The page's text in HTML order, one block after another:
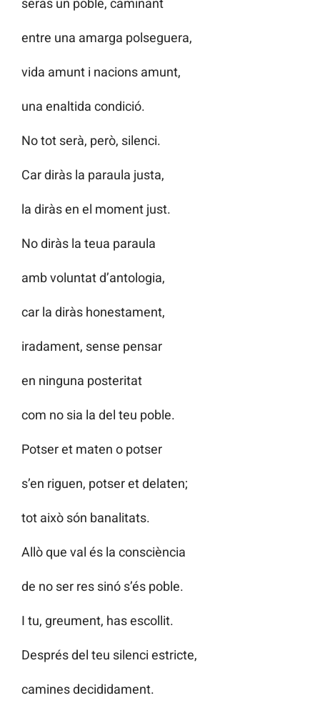
seràs un poble, caminant
entre una amarga polseguera,
vida amunt i nacions amunt,
una enaltida condició.
No tot serà, però, silenci.
Car diràs la paraula justa,
la diràs en el moment just.
No diràs la teua paraula
amb voluntat d’antologia,
car la diràs honestament,
iradament, sense pensar
en ninguna posteritat
com no sia la del teu poble.
Potser et maten o potser
s’en riguen, potser et delaten;
tot això són banalitats.
Allò que val és la consciència
de no ser res sinó s’és poble.
I tu, greument, has escollit.
Després del teu silenci estricte,
camines decididament.